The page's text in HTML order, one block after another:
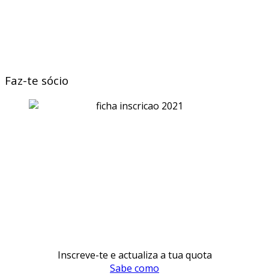
Faz-te sócio
Inscreve-te e actualiza a tua quota
Sabe como